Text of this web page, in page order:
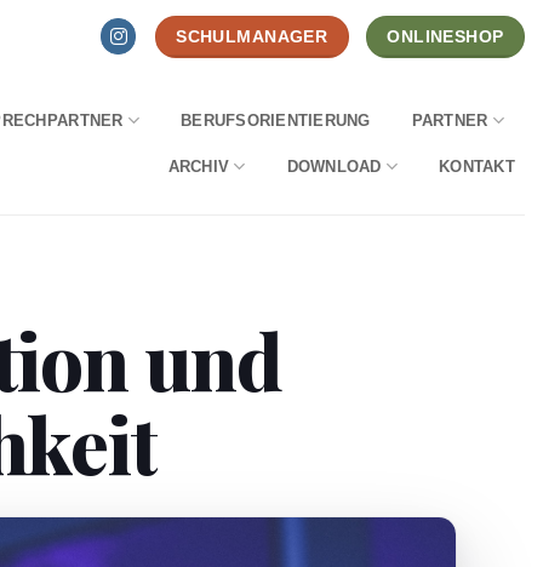
SCHULMANAGER ONLINESHOP
BERUFSORIENTIERUNG PARTNER
ARCHIV DOWNLOAD KONTAKT
und